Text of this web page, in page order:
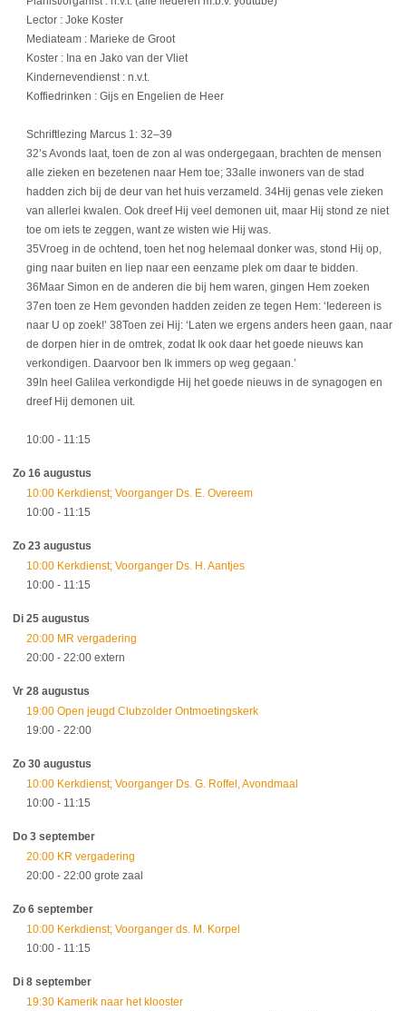
Lector : Joke Koster
Mediateam : Marieke de Groot
Koster : Ina en Jako van der Vliet
Kindernevendienst : n.v.t.
Koffiedrinken : Gijs en Engelien de Heer
Schriftlezing Marcus 1: 32–39
32’s Avonds laat, toen de zon al was ondergegaan, brachten de mensen
alle zieken en bezetenen naar Hem toe; 33alle inwoners van de stad
hadden zich bij de deur van het huis verzameld. 34Hij genas vele zieken
van allerlei kwalen. Ook dreef Hij veel demonen uit, maar Hij stond ze niet
toe om iets te zeggen, want ze wisten wie Hij was.
35Vroeg in de ochtend, toen het nog helemaal donker was, stond Hij op,
ging naar buiten en liep naar een eenzame plek om daar te bidden.
36Maar Simon en de anderen die bij hem waren, gingen Hem zoeken
37en toen ze Hem gevonden hadden zeiden ze tegen Hem: ‘Iedereen is
naar U op zoek!’ 38Toen zei Hij: ‘Laten we ergens anders heen gaan, naar
de dorpen hier in de omtrek, zodat Ik ook daar het goede nieuws kan
verkondigen. Daarvoor ben Ik immers op weg gegaan.’
39In heel Galilea verkondigde Hij het goede nieuws in de synagogen en
dreef Hij demonen uit.
10:00 - 11:15
Zo 16 augustus
10:00 Kerkdienst; Voorganger Ds. E. Overeem
10:00 - 11:15
Zo 23 augustus
10:00 Kerkdienst; Voorganger Ds. H. Aantjes
10:00 - 11:15
Di 25 augustus
20:00 MR vergadering
20:00 - 22:00 extern
Vr 28 augustus
19:00 Open jeugd Clubzolder Ontmoetingskerk
19:00 - 22:00
Zo 30 augustus
10:00 Kerkdienst; Voorganger Ds. G. Roffel, Avondmaal
10:00 - 11:15
Do 3 september
20:00 KR vergadering
20:00 - 22:00 grote zaal
Zo 6 september
10:00 Kerkdienst; Voorganger ds. M. Korpel
10:00 - 11:15
Di 8 september
19:30 Kamerik naar het klooster